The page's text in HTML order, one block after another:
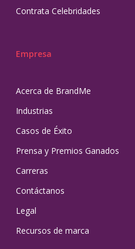
Contrata Celebridades
Empresa
Acerca de BrandMe
Industrias
Casos de Éxito
Prensa y Premios Ganados
Carreras
Contáctanos
Legal
Recursos de marca